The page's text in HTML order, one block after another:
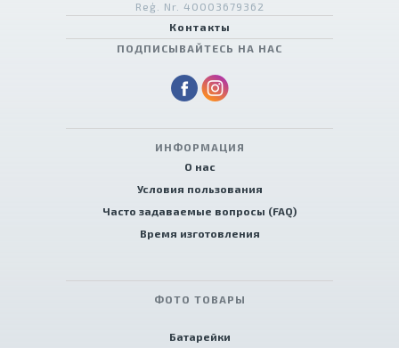
Reģ. Nr. 40003679362
Контакты
ПОДПИСЫВАЙТЕСЬ НА НАС
ИНФОРМАЦИЯ
О нас
Условия пользования
Часто задаваемые вопросы (FAQ)
Время изготовления
ФОТО ТОВАРЫ
Батарейки